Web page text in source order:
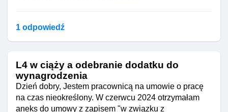
1 odpowiedź
L4 w ciąży a odebranie dodatku do
wynagrodzenia
Dzień dobry, Jestem pracownicą na umowie o pracę
na czas nieokreślony. W czerwcu 2024 otrzymałam
aneks do umowy z zapisem "w związku z